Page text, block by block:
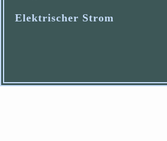
Elektrischer Strom